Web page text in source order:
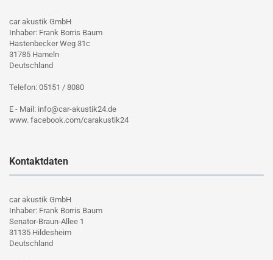
car akustik GmbH
Inhaber: Frank Borris Baum
Hastenbecker Weg 31c
31785 Hameln
Deutschland
Telefon: 05151 / 8080
E - Mail: info@car-akustik24.de
www. facebook.com/carakustik24
Kontaktdaten
car akustik GmbH
Inhaber: Frank Borris Baum
Senator-Braun-Allee 1
31135 Hildesheim
Deutschland